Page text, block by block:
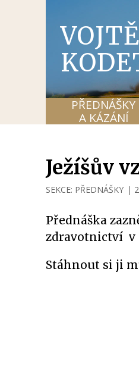
PŘEDNÁŠKY
A KÁZÁNÍ
Ježíšův
SEKCE: PŘEDNÁŠKY |
Přednáška
zdravotnictví v
Stáhnout si ji